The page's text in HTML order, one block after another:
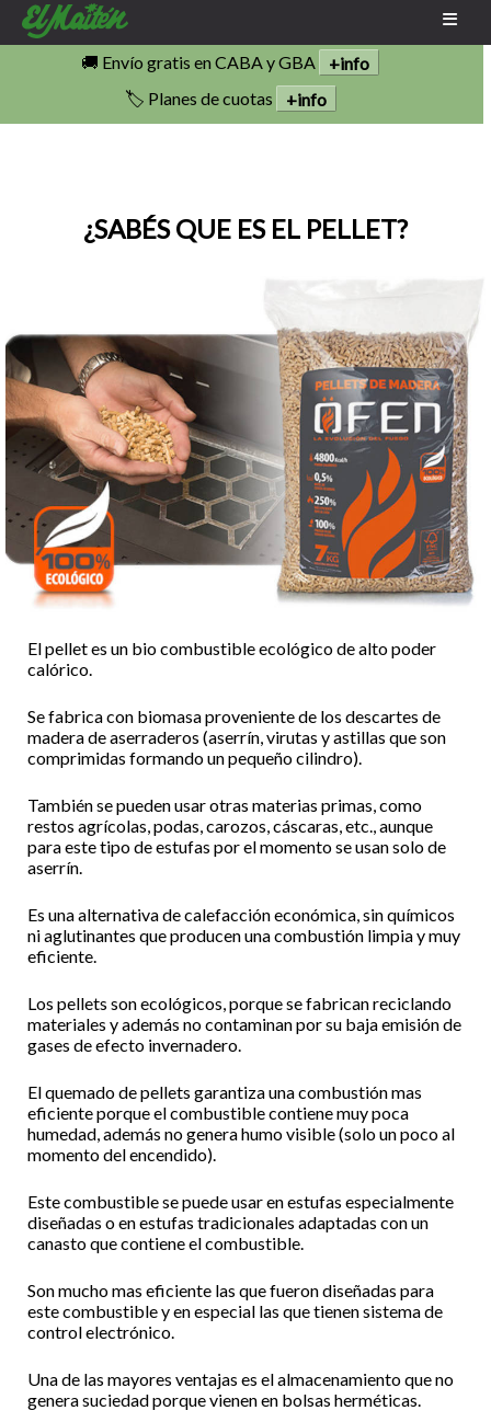
🚚 Envío gratis en CABA y GBA
+info
🏷️ Planes de cuotas
+info
¿SABÉS QUE ES EL PELLET?
El pellet es un bio combustible ecológico de alto poder
calórico.
Se fabrica con biomasa proveniente de los descartes de
madera de aserraderos (aserrín, virutas y astillas que son
comprimidas formando un pequeño cilindro).
También se pueden usar otras materias primas, como
restos agrícolas, podas, carozos, cáscaras, etc., aunque
para este tipo de estufas por el momento se usan solo de
aserrín.
Es una alternativa de calefacción económica, sin químicos
ni aglutinantes que producen una combustión limpia y muy
eficiente.
Los pellets son ecológicos, porque se fabrican reciclando
materiales y además no contaminan por su baja emisión de
gases de efecto invernadero.
El quemado de pellets garantiza una combustión mas
eficiente porque el combustible contiene muy poca
humedad, además no genera humo visible (solo un poco al
momento del encendido).
Este combustible se puede usar en estufas especialmente
diseñadas o en estufas tradicionales adaptadas con un
canasto que contiene el combustible.
Son mucho mas eficiente las que fueron diseñadas para
este combustible y en especial las que tienen sistema de
control electrónico.
Una de las mayores ventajas es el almacenamiento que no
genera suciedad porque vienen en bolsas herméticas.